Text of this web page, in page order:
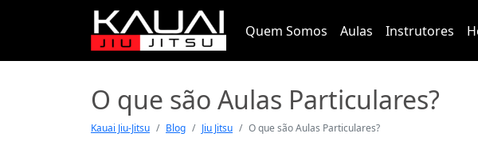
Quem Somos Aulas Instrutores
O que são Aulas Particulares?
Kauai Jiu-Jitsu Blog Jiu Jitsu O que são Aulas Particulares?